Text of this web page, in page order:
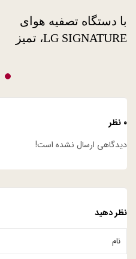
با دستگاه تصفیه هوای
LG SIGNATURE، تمیز
۰ نظر
دیدگاهی ارسال نشده است!
نظر دهید